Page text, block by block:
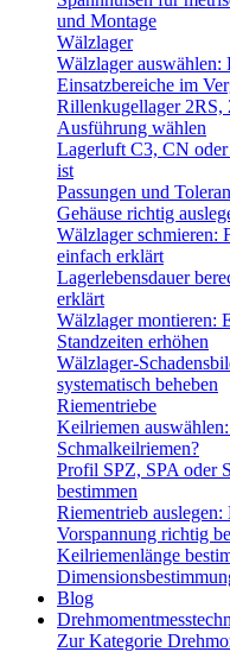
und Montage
Wälzlager
Wälzlager auswählen:
Einsatzbereiche im
Rillenkugellager
Ausführung wählen
Lagerluft C3, CN
ist
Passungen und
Gehäuse richtig
Wälzlager schmieren:
einfach erklärt
Lagerlebensdauer
erklärt
Wälzlager montieren:
Standzeiten erhöhen
Wälzlager-
systematisch beheben
Riementriebe
Keilriemen
Schmalkeilriemen?
Profil SPZ, SPA oder
bestimmen
Riementrieb
Vorspannung richtig
Keilriemenlänge
Blog
Zur Kategorie